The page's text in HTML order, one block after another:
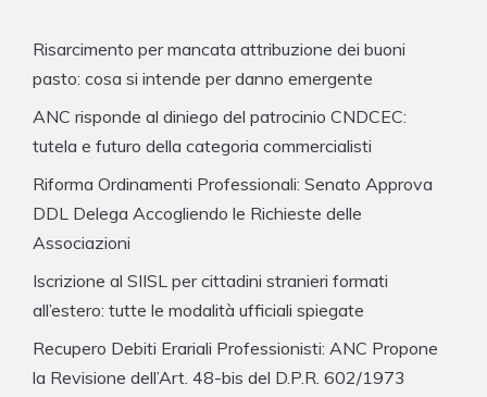
Risarcimento per mancata attribuzione dei buoni
pasto: cosa si intende per danno emergente
ANC risponde al diniego del patrocinio CNDCEC:
tutela e futuro della categoria commercialisti
Riforma Ordinamenti Professionali: Senato Approva
DDL Delega Accogliendo le Richieste delle
Associazioni
Iscrizione al SIISL per cittadini stranieri formati
all’estero: tutte le modalità ufficiali spiegate
Recupero Debiti Erariali Professionisti: ANC Propone
la Revisione dell’Art. 48-bis del D.P.R. 602/1973